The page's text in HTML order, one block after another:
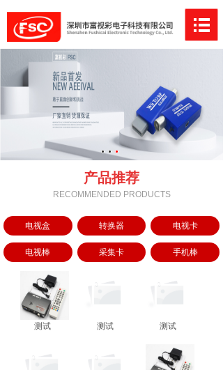
产品推荐
RECOMMENDED PRODUCTS
电视盒 转换器 电视卡
电视棒 采集卡 手机棒
测试 测试 测试